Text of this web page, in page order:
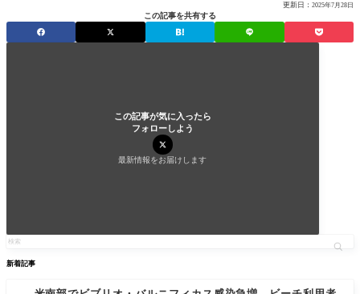
更新日： 2025年7月28日
この記事を共有する
この記事が気に入ったら
フォローしよう
最新情報をお届けします
新着記事